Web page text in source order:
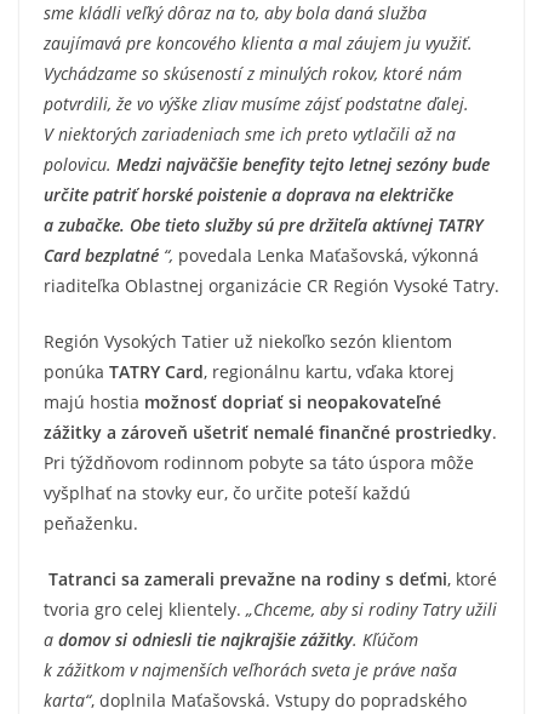
sme kládli veľký dôraz na to, aby bola daná služba
zaujímavá pre koncového klienta a mal záujem ju využiť.
Vychádzame so skúseností z minulých rokov, ktoré nám
potvrdili, že vo výške zliav musíme zájsť podstatne ďalej.
V niektorých zariadeniach sme ich preto vytlačili až na
polovicu. Medzi najväčšie benefity tejto letnej sezóny bude
určite patriť horské poistenie a doprava na električke
a zubačke. Obe tieto služby sú pre držiteľa aktívnej TATRY
Card bezplatné “, povedala Lenka Maťašovská, výkonná
riaditeľka Oblastnej organizácie CR Región Vysoké Tatry.
Región Vysokých Tatier už niekoľko sezón klientom
ponúka TATRY Card, regionálnu kartu, vďaka ktorej
majú hostia možnosť dopriať si neopakovateľné
zážitky a zároveň ušetriť nemalé finančné prostriedky.
Pri týždňovom rodinnom pobyte sa táto úspora môže
vyšplhať na stovky eur, čo určite poteší každú
peňaženku.
Tatranci sa zamerali prevažne na rodiny s deťmi, ktoré
tvoria gro celej klientely. „Chceme, aby si rodiny Tatry užili
a domov si odniesli tie najkrajšie zážitky. Kľúčom
k zážitkom v najmenších veľhorách sveta je práve naša
karta“, doplnila Maťašovská. Vstupy do popradského